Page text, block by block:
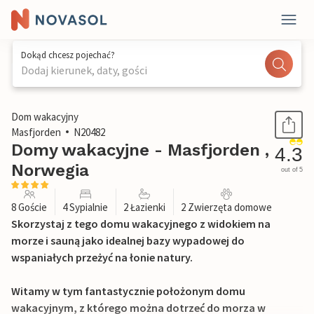
Dokąd chcesz pojechać?
Dodaj kierunek, daty, gości
1 / 21
Dom wakacyjny
Masfjorden
N20482
Domy wakacyjne - Masfjorden ,
Norwegia
4.3
out of 5
8 Goście 4 Sypialnie 2 Łazienki 2 Zwierzęta domowe
Skorzystaj z tego domu wakacyjnego z widokiem na
morze i sauną jako idealnej bazy wypadowej do
wspaniałych przeżyć na łonie natury.
Witamy w tym fantastycznie położonym domu
wakacyjnym, z którego można dotrzeć do morza w